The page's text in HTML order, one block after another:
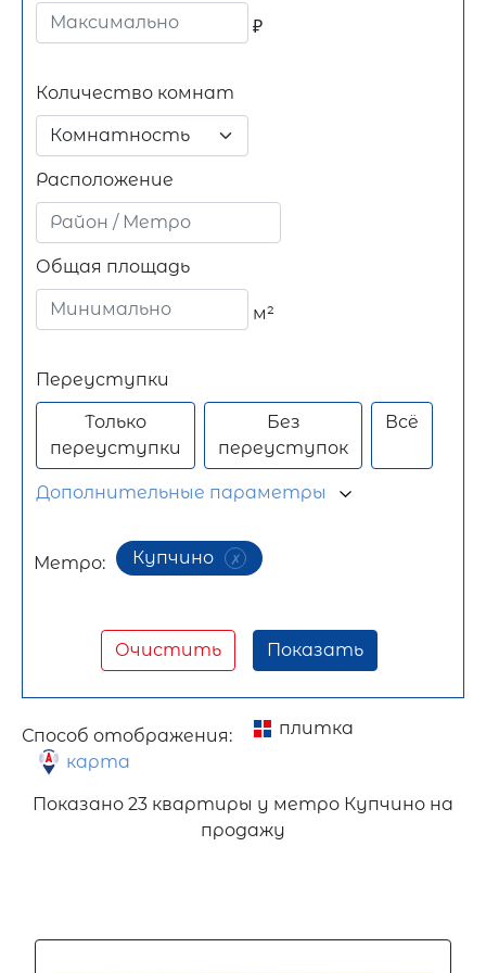
₽
Количество комнат
Комнатность
Расположение
Общая площадь
м²
Переуступки
Только
переуступки
Без
переуступок
Всё
Дополнительные параметры
Метро: Купчино
Очистить Показать
Способ отображения:
плитка
карта
Показано 23 квартиры у метро Купчино на
продажу